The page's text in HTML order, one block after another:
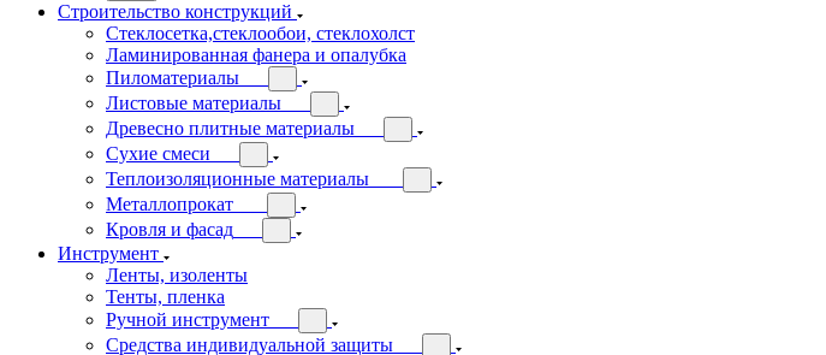
Строительство конструкций
Стеклосетка,стеклообои, стеклохолст
Ламинированная фанера и опалубка
Пиломатериалы
Листовые материалы
Древесно плитные материалы
Сухие смеси
Теплоизоляционные материалы
Металлопрокат
Кровля и фасад
Инструмент
Ленты, изоленты
Тенты, пленка
Ручной инструмент
Средства индивидуальной защиты